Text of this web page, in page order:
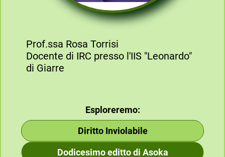
Prof.ssa Rosa Torrisi
Docente di IRC presso l'IIS "Leonardo"
di Giarre
Esploreremo:
Diritto Inviolabile
Dodicesimo editto di Asoka